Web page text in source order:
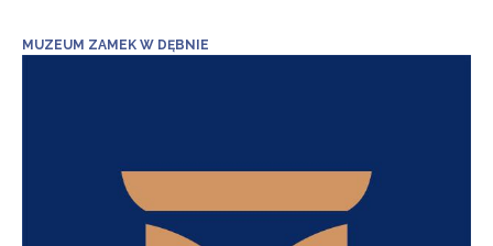
MUZEUM ZAMEK W DĘBNIE